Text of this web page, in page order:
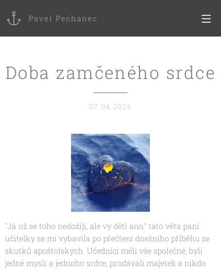
Pavel Pechanec
Doba zamčeného srdce
07.04.2024
"Já už se toho nedožiji, ale vy děti ano," tato věta paní
učitelky se mi vybavila po přečtení dnešního příběhu ze
skutků apoštolských. Učedníci měli vše společné, byli
jedné mysli a jednoho srdce, prodávali majetek a nikdo